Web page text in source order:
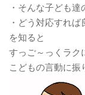
・そんな子ども達
・どう対応すれば
を知ると
すっご～っくラク
こどもの言動に振